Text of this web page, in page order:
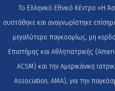
Το Ελληνικό Εθνικό Κέντρο «Η
συστάθηκε και αναγνωρίστηκε
μεγαλύτερο παγκοσμίως, μη
Επιστήμης και Αθλητιατρικής
ACSM) και την Αμερικάνικη
Association, AMA), για την